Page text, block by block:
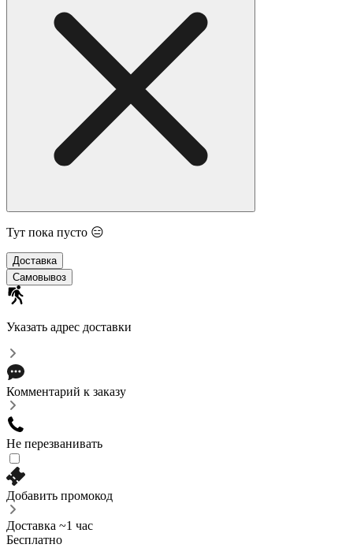
Тут пока пусто 😑
Доставка
Самовывоз
Указать адрес доставки
Комментарий к заказу
Не перезванивать
Добавить промокод
Доставка ~1 час
Бесплатно